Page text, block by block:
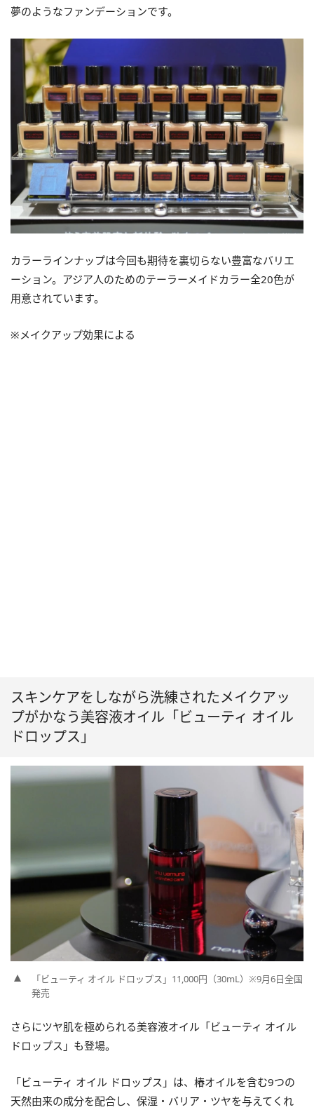
夢のようなファンデーションです。
カラーラインナップは今回も期待を裏切らない豊富なバリエ
ーション。アジア人のためのテーラーメイドカラー全20色が
用意されています。
※メイクアップ効果による
スキンケアをしながら洗練されたメイクアッ
プがかなう美容液オイル「ビューティ オイル
ドロップス」
「ビューティ オイル ドロップス」11,000円（30mL）※9月6日全国
発売
さらにツヤ肌を極められる美容液オイル「ビューティ オイル
ドロップス」も登場。
「ビューティ オイル ドロップス」は、椿オイルを含む9つの
天然由来の成分を配合し、保湿・バリア・ツヤを与えてくれ